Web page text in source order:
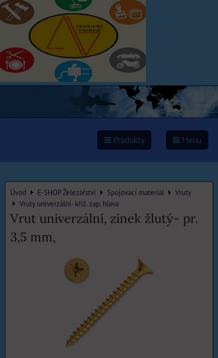
Produkty Menu
Úvod E-SHOP Železářství Spojovací materiál
Vruty
Vruty univerzální- kříž. zap. hlava
Vrut univerzální, zinek žlutý- pr.
3,5 mm,